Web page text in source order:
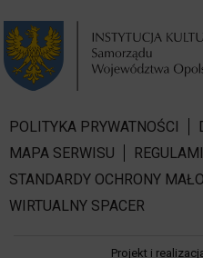
POLITYKA PRYWATNOŚCI
MAPA SERWISU
STANDARDY OCHRONY
WIRTUALNY SPACER
Projekt i